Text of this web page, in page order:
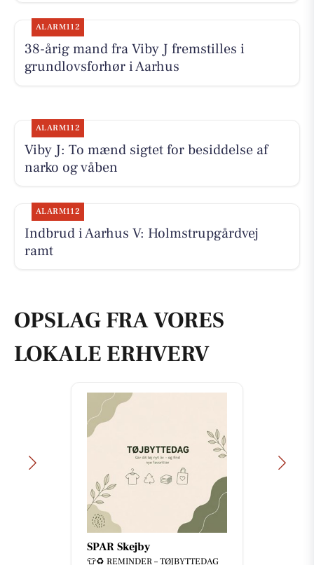
ALARM112
38-årig mand fra Viby J fremstilles i
grundlovsforhør i Aarhus
ALARM112
Viby J: To mænd sigtet for besiddelse af
narko og våben
ALARM112
Indbrud i Aarhus V: Holmstrupgårdvej
ramt
OPSLAG FRA VORES
LOKALE ERHVERV
SPAR Skejby
👕♻️ REMINDER – TØJBYTTEDAG